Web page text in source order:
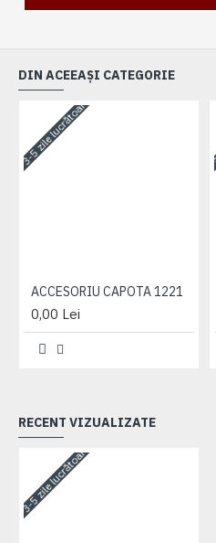
DIN ACEEAȘI CATEGORIE
3-5 zile lucrătoare
ACCESORIU CAPOTA 1221
0,00 Lei
RECENT VIZUALIZATE
3-5 zile lucrătoare